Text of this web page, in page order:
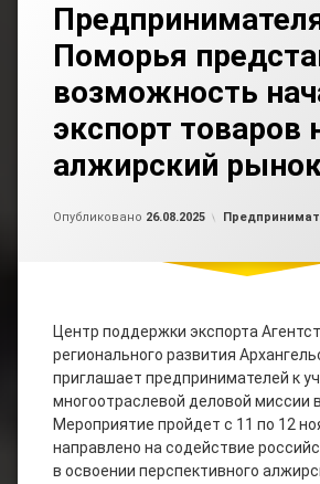
Поморья
возможность
экспорт товаров
алжирский
Опубликовано 26.08.2025 Рубрики:
Центр поддержки экспорта
регионального развития
приглашает предпринимателей к
многоотраслевой деловой миссии
Мероприятие пройдет с 11 по 12
направлено на содействие
в освоении перспективного